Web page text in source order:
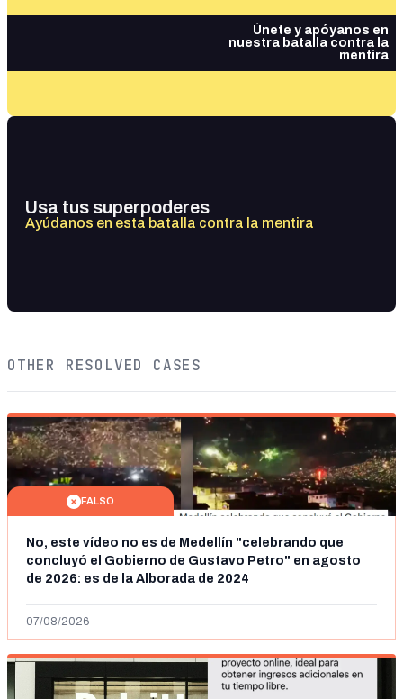
Únete y apóyanos en
nuestra batalla contra la
mentira
Usa tus superpoderes
Ayúdanos en esta batalla contra la mentira
OTHER RESOLVED CASES
FALSO
No, este vídeo no es de Medellín "celebrando que
concluyó el Gobierno de Gustavo Petro" en agosto
de 2026: es de la Alborada de 2024
07/08/2026